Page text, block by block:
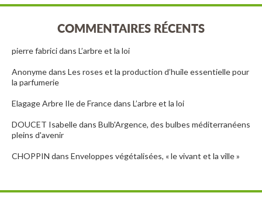
COMMENTAIRES RÉCENTS
pierre fabricidans L’arbre et la loi
Anonymedans Les roses et la production d’huile essentielle pour
la parfumerie
Elagage Arbre Ile de Francedans L’arbre et la loi
DOUCET Isabelledans Bulb'Argence, des bulbes méditerranéens
pleins d'avenir
CHOPPIN dans Enveloppes végétalisées, « le vivant et la ville »